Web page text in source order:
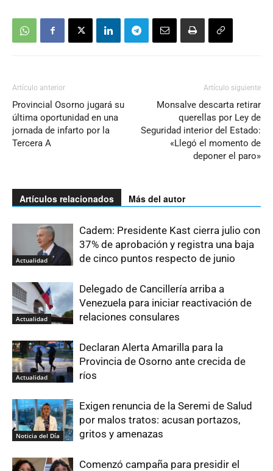
Artículo anterior
Provincial Osorno jugará su
última oportunidad en una
jornada de infarto por la
Tercera A
Artículo siguiente
Monsalve descarta retirar
querellas por Ley de
Seguridad interior del Estado:
«Llegó el momento de
deponer el paro»
Artículos relacionados Más del autor
Actualidad
Cadem: Presidente Kast cierra julio con
37% de aprobación y registra una baja
de cinco puntos respecto de junio
Actualidad
Delegado de Cancillería arriba a
Venezuela para iniciar reactivación de
relaciones consulares
Actualidad
Declaran Alerta Amarilla para la
Provincia de Osorno ante crecida de
ríos
Noticia del Día
Exigen renuncia de la Seremi de Salud
por malos tratos: acusan portazos,
gritos y amenazas
Comenzó campaña para presidir el